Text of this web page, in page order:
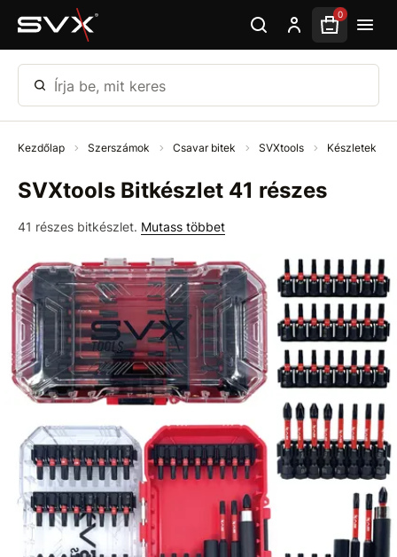
Ugrás az oldal fő részéhez 0
Írja be, mit keres
Kezdőlap Szerszámok Csavar bitek SVXtools Készletek
SVXtools Bitkészlet 41 részes
41 részes bitkészlet. Mutass többet